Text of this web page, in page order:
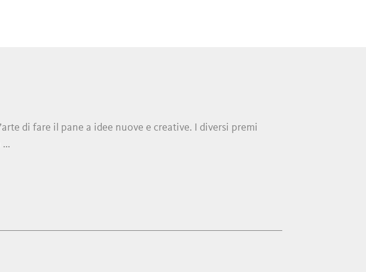
di fare il pane a idee nuove e creative. I diversi premi